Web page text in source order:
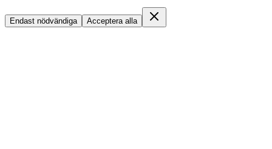
Endast nödvändiga Acceptera alla